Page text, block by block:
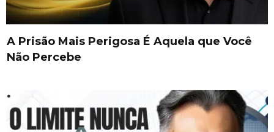
A Prisão Mais Perigosa É Aquela que Você
Não Percebe